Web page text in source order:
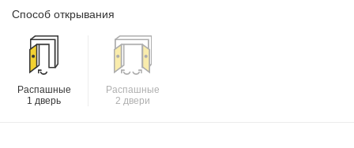
Способ открывания
Распашные
1 дверь
Распашные
2 двери